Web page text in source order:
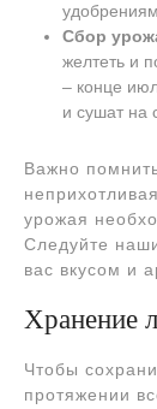
Сбор
желтеть и
– конце
и сушат на
Важно
урожая
Следуйте
вас вкусом и
Хранение
Чтобы
протяжении